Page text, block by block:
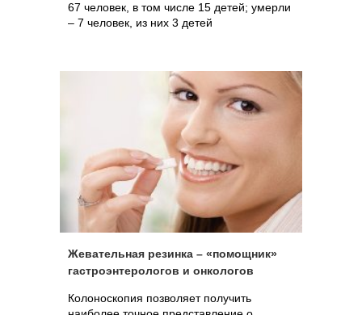
67 человек, в том числе 15 детей; умерли
– 7 человек, из них 3 детей
Жевательная резинка – «помощник»
гастроэнтерологов и онкологов
Колоноскопия позволяет получить